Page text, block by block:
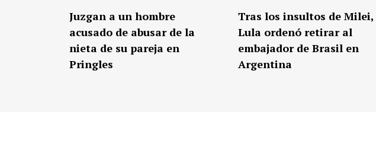
Juzgan a un hombre
acusado de abusar de la
nieta de su pareja en
Pringles
Tras los insultos de Milei,
Lula ordenó retirar al
embajador de Brasil en
Argentina